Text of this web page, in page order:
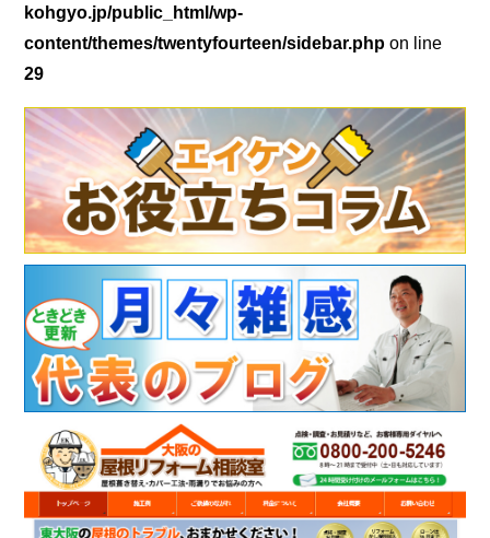
kohgyo.jp/public_html/wp-
content/themes/twentyfourteen/sidebar.php on line
29